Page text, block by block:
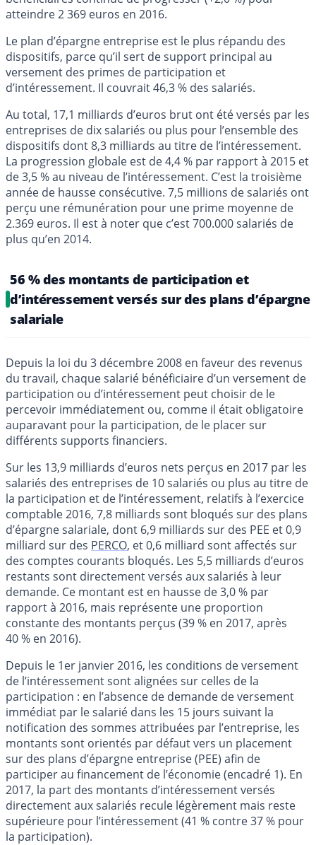
atteindre 2 369 euros en 2016.
Le plan d’épargne entreprise est le plus répandu des
dispositifs, parce qu’il sert de support principal au
versement des primes de participation et
d’intéressement. Il couvrait 46,3 % des salariés.
Au total, 17,1 milliards d’euros brut ont été versés par les
entreprises de dix salariés ou plus pour l’ensemble des
dispositifs dont 8,3 milliards au titre de l’intéressement.
La progression globale est de 4,4 % par rapport à 2015 et
de 3,5 % au niveau de l’intéressement. C’est la troisième
année de hausse consécutive. 7,5 millions de salariés ont
perçu une rémunération pour une prime moyenne de
2.369 euros. Il est à noter que c’est 700.000 salariés de
plus qu’en 2014.
56 % des montants de participation et
d’intéressement versés sur des plans d’épargne
salariale
Depuis la loi du 3 décembre 2008 en faveur des revenus
du travail, chaque salarié bénéficiaire d’un versement de
participation ou d’intéressement peut choisir de le
percevoir immédiatement ou, comme il était obligatoire
auparavant pour la participation, de le placer sur
différents supports financiers.
Sur les 13,9 milliards d’euros nets perçus en 2017 par les
salariés des entreprises de 10 salariés ou plus au titre de
la participation et de l’intéressement, relatifs à l’exercice
comptable 2016, 7,8 milliards sont bloqués sur des plans
d’épargne salariale, dont 6,9 milliards sur des PEE et 0,9
milliard sur des PERCO, et 0,6 milliard sont affectés sur
des comptes courants bloqués. Les 5,5 milliards d’euros
restants sont directement versés aux salariés à leur
demande. Ce montant est en hausse de 3,0 % par
rapport à 2016, mais représente une proportion
constante des montants perçus (39 % en 2017, après
40 % en 2016).
Depuis le 1er janvier 2016, les conditions de versement
de l’intéressement sont alignées sur celles de la
participation : en l’absence de demande de versement
immédiat par le salarié dans les 15 jours suivant la
notification des sommes attribuées par l’entreprise, les
montants sont orientés par défaut vers un placement
sur des plans d’épargne entreprise (PEE) afin de
participer au financement de l’économie (encadré 1). En
2017, la part des montants d’intéressement versés
directement aux salariés recule légèrement mais reste
supérieure pour l’intéressement (41 % contre 37 % pour
la participation).